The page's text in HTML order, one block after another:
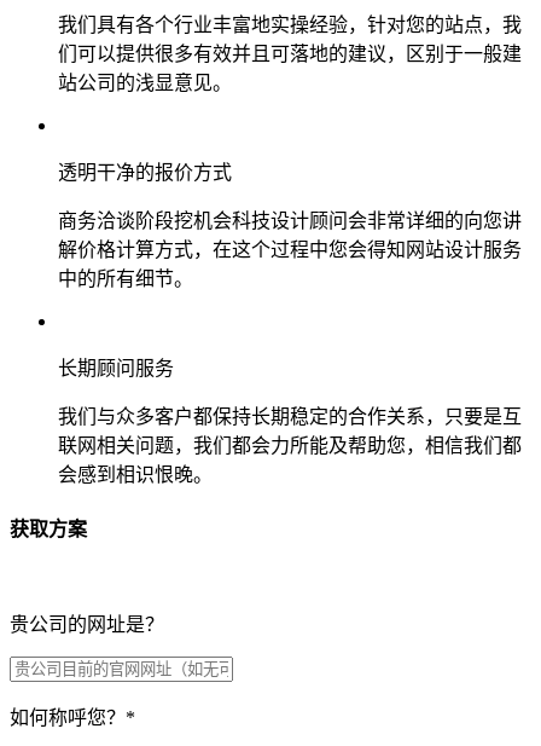
我们具有各个行业丰富地实操经验，针对您的站点，我
们可以提供很多有效并且可落地的建议，区别于一般建
站公司的浅显意见。
透明干净的报价方式
商务洽谈阶段挖机会科技设计顾问会非常详细的向您讲
解价格计算方式，在这个过程中您会得知网站设计服务
中的所有细节。
长期顾问服务
我们与众多客户都保持长期稳定的合作关系，只要是互
联网相关问题，我们都会力所能及帮助您，相信我们都
会感到相识恨晚。
获取方案
贵公司的网址是？
如何称呼您？ *